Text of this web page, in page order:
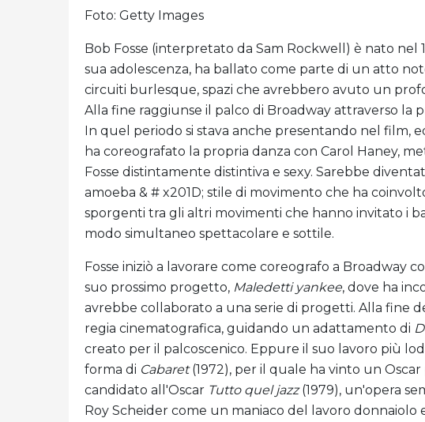
Foto: Getty Images
Bob Fosse (interpretato da Sam Rockwell) è nato nel
sua adolescenza, ha ballato come parte di un atto
circuiti burlesque, spazi che avrebbero avuto un
Alla fine raggiunse il palco di Broadway attraverso la
In quel periodo si stava anche presentando nel film,
ha coreografato la propria danza con Carol Haney,
Fosse distintamente distintiva e sexy. Sarebbe
amoeba & # x201D; stile di movimento che ha
sporgenti tra gli altri movimenti che hanno invitato i
modo simultaneo spettacolare e sottile.
Fosse iniziò a lavorare come coreografo a Broadway
suo prossimo progetto, Maledetti yankee, dove ha
avrebbe collaborato a una serie di progetti. Alla fine
regia cinematografica, guidando un adattamento di
creato per il palcoscenico. Eppure il suo lavoro più
forma di Cabaret(1972), per il quale ha vinto un
candidato all'Oscar Tutto quel jazz(1979), un'opera
Roy Scheider come un maniaco del lavoro donnaiolo